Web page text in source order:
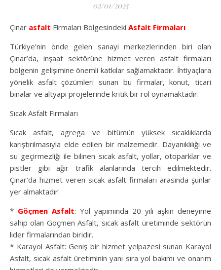
02/01/2025
Çınar asfalt Firmaları Bölgesindeki Asfalt Firmaları
Türkiye’nin önde gelen sanayi merkezlerinden biri olan
Çınar’da, inşaat sektörüne hizmet veren asfalt firmaları
bölgenin gelişimine önemli katkılar sağlamaktadır. İhtiyaçlara
yönelik asfalt çözümleri sunan bu firmalar, konut, ticari
binalar ve altyapı projelerinde kritik bir rol oynamaktadır.
Sıcak Asfalt Firmaları
Sıcak asfalt, agrega ve bitümün yüksek sıcaklıklarda
karıştırılmasıyla elde edilen bir malzemedir. Dayanıklılığı ve
su geçirmezliği ile bilinen sıcak asfalt, yollar, otoparklar ve
pistler gibi ağır trafik alanlarında tercih edilmektedir.
Çınar’da hizmet veren sıcak asfalt firmaları arasında şunlar
yer almaktadır:
* Göçmen Asfalt: Yol yapımında 20 yılı aşkın deneyime
sahip olan Göçmen Asfalt, sıcak asfalt üretiminde sektörün
lider firmalarından biridir.
* Karayol Asfalt: Geniş bir hizmet yelpazesi sunan Karayol
Asfalt, sıcak asfalt üretiminin yanı sıra yol bakımı ve onarım